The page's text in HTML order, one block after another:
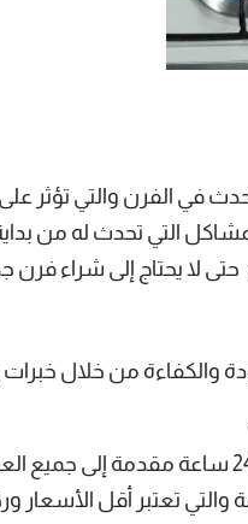
في الفرن والتي تؤثر
التي تحدث له من
يحتاج إلى شراء فرن
من خلال خبرات
تعتبر أقل الأسعار